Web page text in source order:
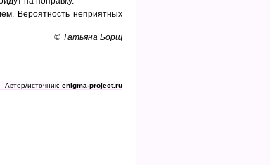
Вероятность неприятных
© Татьяна Борщ
Автор/источник: enigma-project.ru